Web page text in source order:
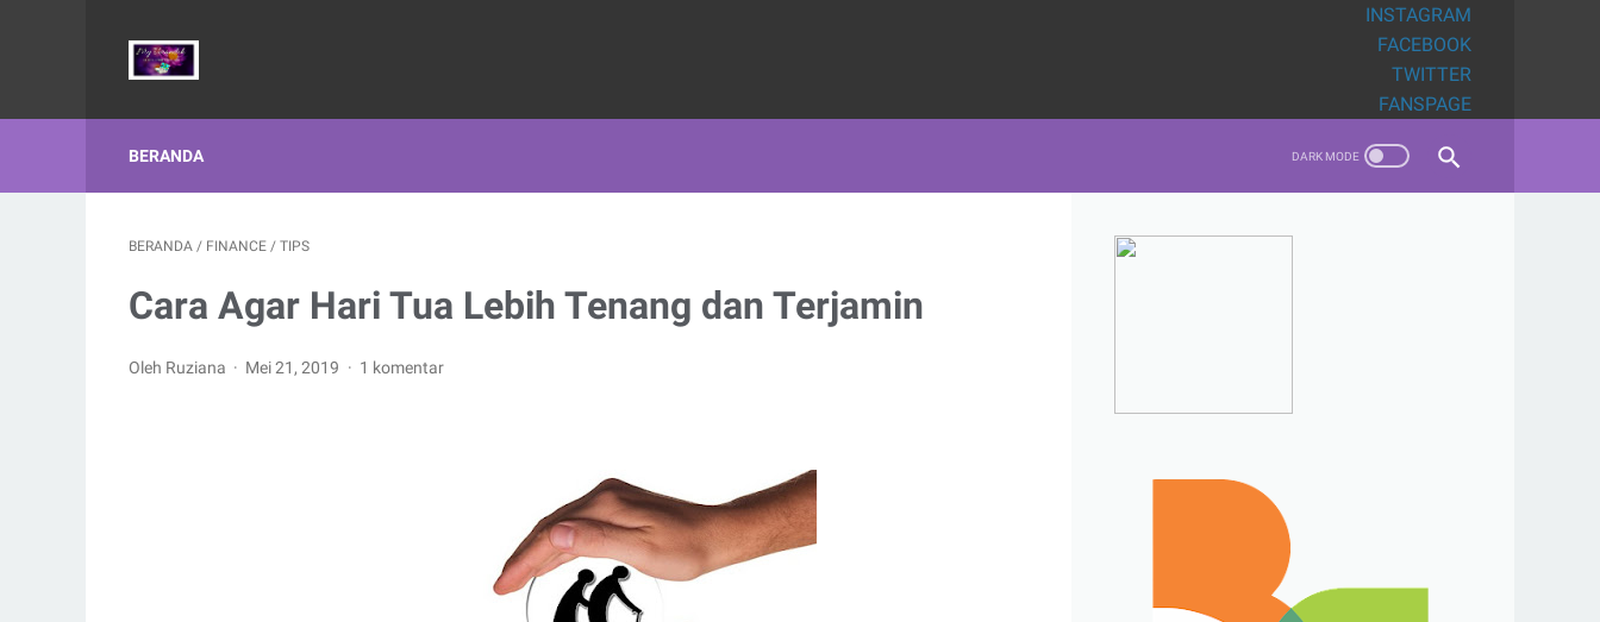
INSTAGRAM
FACEBOOK
TWITTER
FANSPAGE
BERANDA
BERANDA / FINANCE / TIPS
Cara Agar Hari Tua Lebih Tenang dan Terjamin
Oleh Ruziana Mei 21, 2019 1 komentar